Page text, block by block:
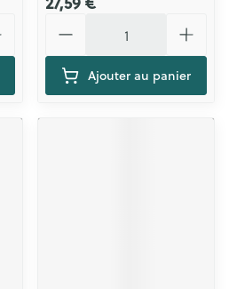
Ajouter au panier